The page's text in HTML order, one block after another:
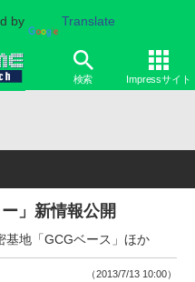
by Translate
検索 Impressサイト
」新情報公開
基地「GCGベース」ほか
（2013/7/13 10:00）